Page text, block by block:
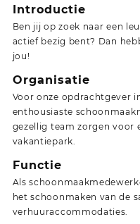
Introductie
Ben jij op zoek naar een
actief bezig bent? Dan
jou!
Organisatie
Voor onze opdrachtgever
enthousiaste
gezellig team zorgen voor
vakantiepark.
Functie
Als
het schoonmaken van de
verhuuraccommodaties.